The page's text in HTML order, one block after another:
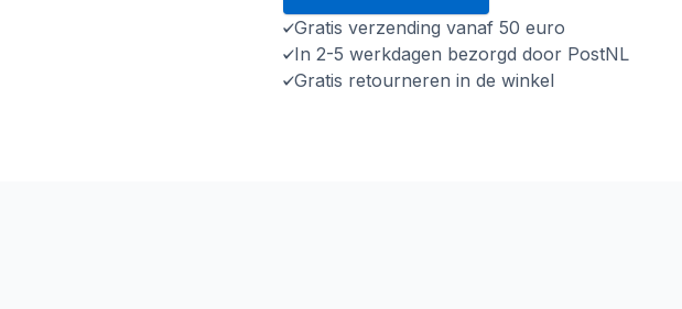
Gratis verzending vanaf 50 euro
In 2-5 werkdagen bezorgd door PostNL
Gratis retourneren in de winkel